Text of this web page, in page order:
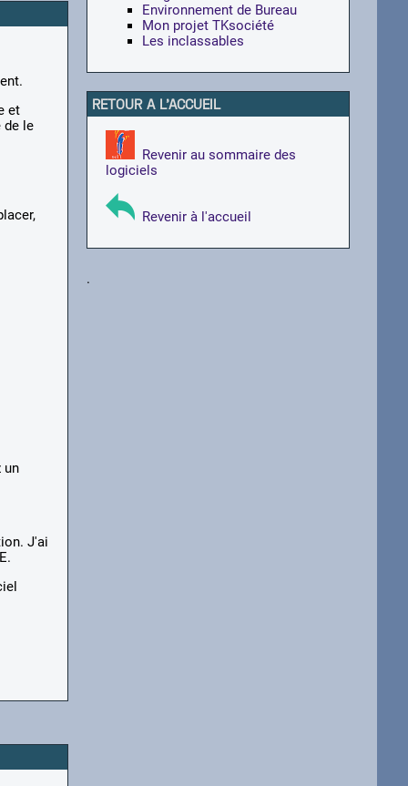
et
de le
un
J'ai
Environnement de Bureau
Mon projet TKsociété
Les inclassables
RETOUR A L'ACCUEIL
Revenir au sommaire des
logiciels
Revenir à l'accueil
.